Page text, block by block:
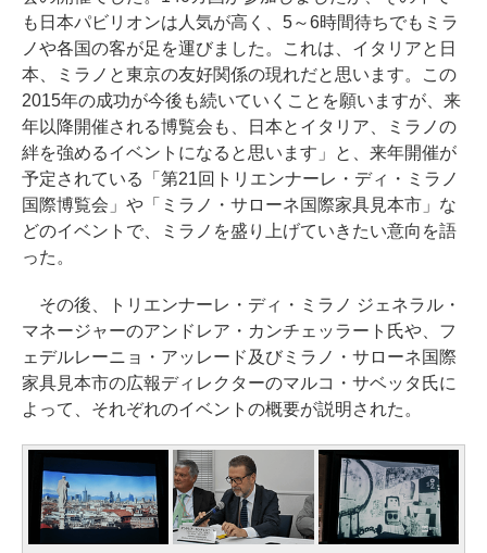
も日本パビリオンは人気が高く、5～6時間待ちでもミラ
ノや各国の客が足を運びました。これは、イタリアと日
本、ミラノと東京の友好関係の現れだと思います。この
2015年の成功が今後も続いていくことを願いますが、来
年以降開催される博覧会も、日本とイタリア、ミラノの
絆を強めるイベントになると思います」と、来年開催が
予定されている「第21回トリエンナーレ・ディ・ミラノ
国際博覧会」や「ミラノ・サローネ国際家具見本市」な
どのイベントで、ミラノを盛り上げていきたい意向を語
った。
その後、トリエンナーレ・ディ・ミラノ ジェネラル・
マネージャーのアンドレア・カンチェッラート氏や、フ
ェデルレーニョ・アッレード及びミラノ・サローネ国際
家具見本市の広報ディレクターのマルコ・サベッタ氏に
よって、それぞれのイベントの概要が説明された。